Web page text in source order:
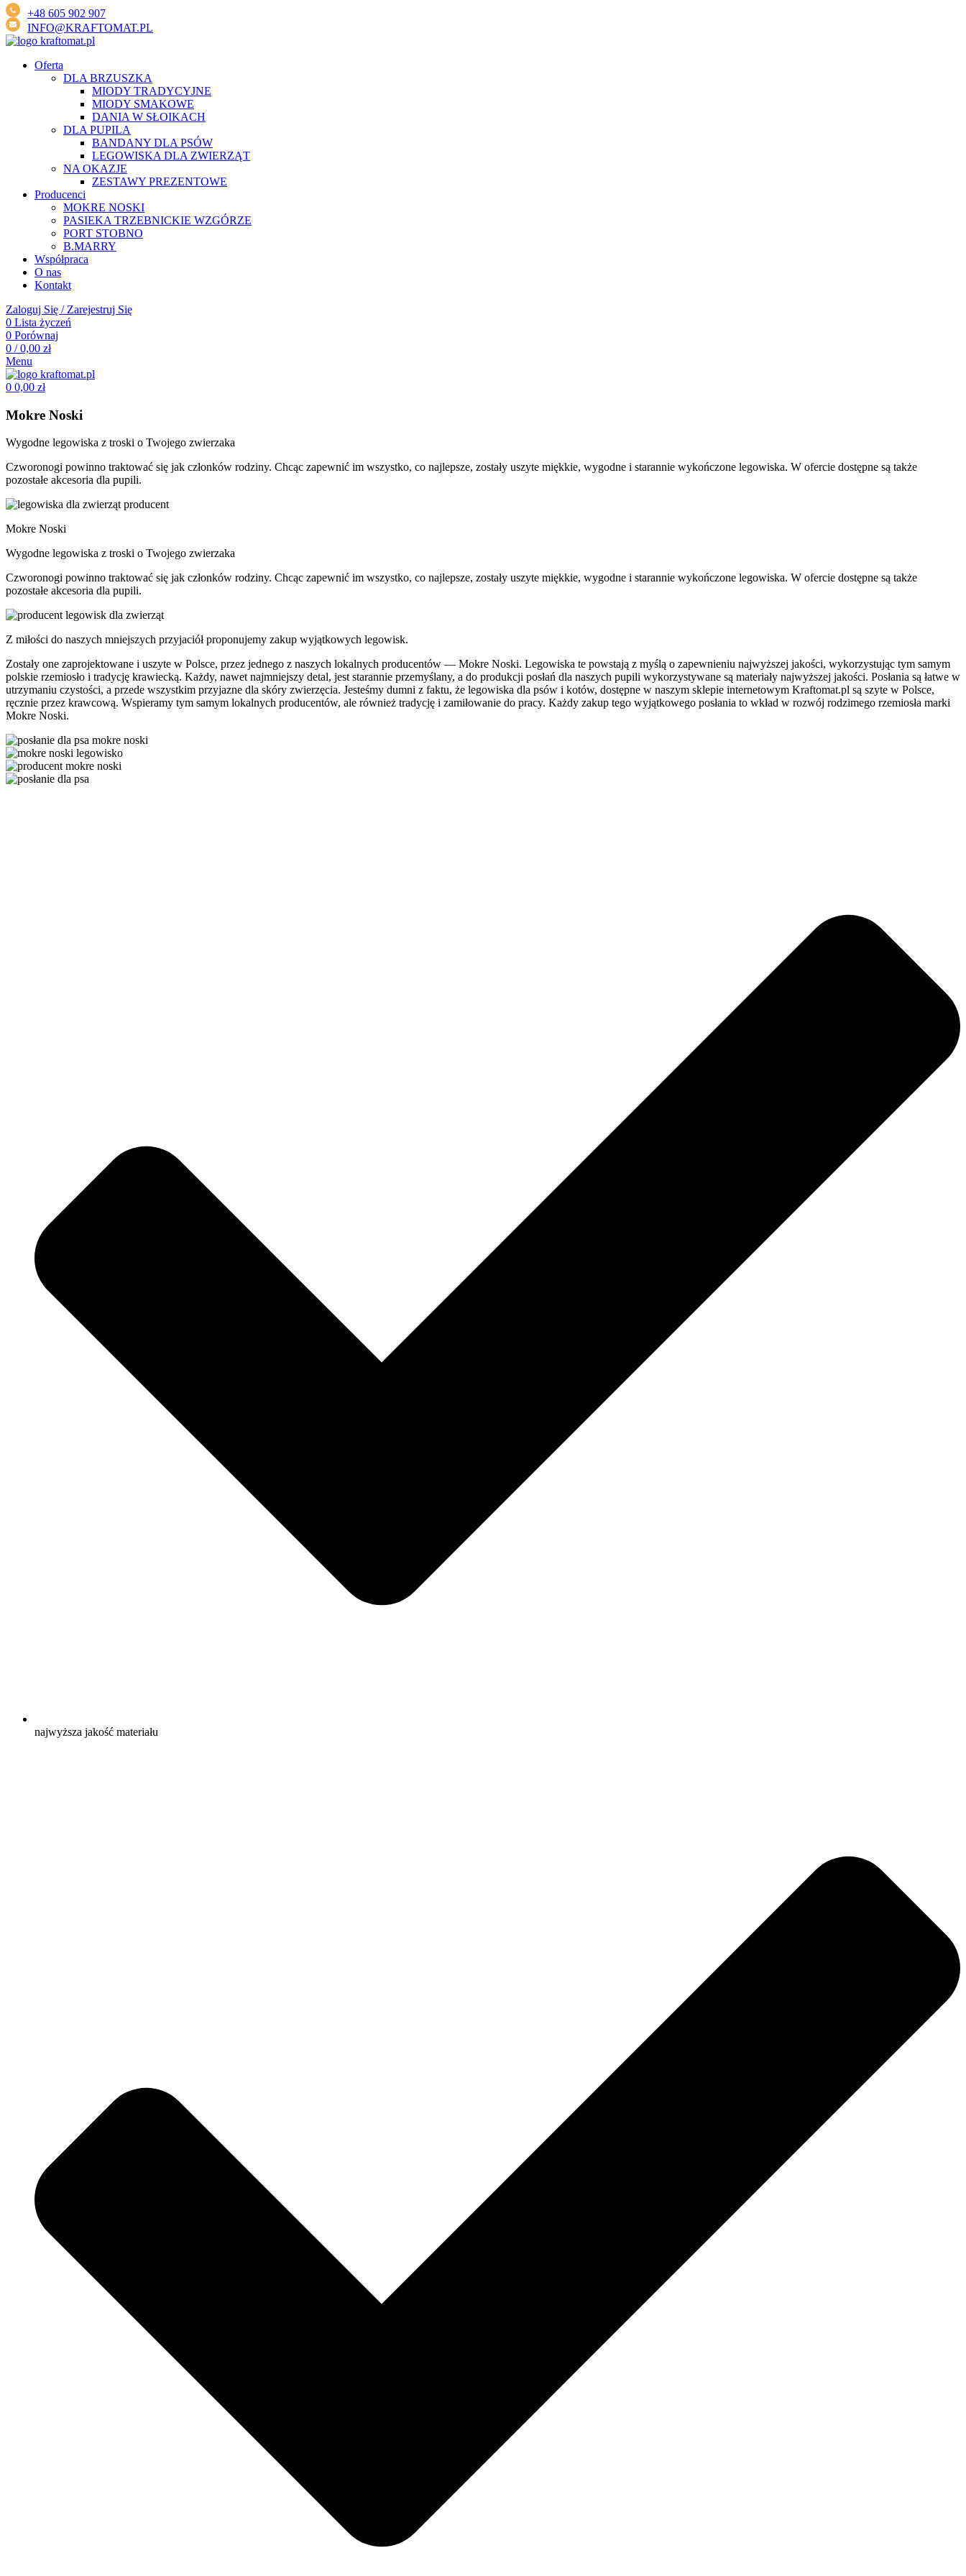
+48 605 902 907
INFO@KRAFTOMAT.PL
Oferta
DLA BRZUSZKA
MIODY TRADYCYJNE
MIODY SMAKOWE
DANIA W SŁOIKACH
DLA PUPILA
BANDANY DLA PSÓW
LEGOWISKA DLA ZWIERZĄT
NA OKAZJE
ZESTAWY PREZENTOWE
Producenci
MOKRE NOSKI
PASIEKA TRZEBNICKIE WZGÓRZE
PORT STOBNO
B.MARRY
Współpraca
O nas
Kontakt
Zaloguj Się / Zarejestruj Się
0 Lista życzeń
0 Porównaj
0 / 0,00 zł
Menu
0 0,00 zł
Mokre Noski
Wygodne legowiska z troski o Twojego zwierzaka
Czworonogi powinno traktować się jak członków rodziny. Chcąc zapewnić im wszystko, co najlepsze, zostały uszyte miękkie, wygodne i starannie wykończone legowiska. W ofercie dostępne są także
pozostałe akcesoria dla pupili.
Mokre Noski
Wygodne legowiska z troski o Twojego zwierzaka
Czworonogi powinno traktować się jak członków rodziny. Chcąc zapewnić im wszystko, co najlepsze, zostały uszyte miękkie, wygodne i starannie wykończone legowiska. W ofercie dostępne są także
pozostałe akcesoria dla pupili.
Z miłości do naszych mniejszych przyjaciół proponujemy zakup wyjątkowych legowisk.
Zostały one zaprojektowane i uszyte w Polsce, przez jednego z naszych lokalnych producentów — Mokre Noski. Legowiska te powstają z myślą o zapewnieniu najwyższej jakości, wykorzystując tym samym
polskie rzemiosło i tradycję krawiecką. Każdy, nawet najmniejszy detal, jest starannie przemyślany, a do produkcji posłań dla naszych pupili wykorzystywane są materiały najwyższej jakości. Posłania są łatwe w
utrzymaniu czystości, a przede wszystkim przyjazne dla skóry zwierzęcia. Jesteśmy dumni z faktu, że legowiska dla psów i kotów, dostępne w naszym sklepie internetowym Kraftomat.pl są szyte w Polsce,
ręcznie przez krawcową. Wspieramy tym samym lokalnych producentów, ale również tradycję i zamiłowanie do pracy. Każdy zakup tego wyjątkowego posłania to wkład w rozwój rodzimego rzemiosła marki
Mokre Noski.
najwyższa jakość materiału